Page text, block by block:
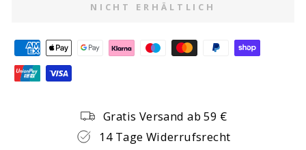
NICHT ERHÄLTLICH
Gratis Versand ab 59 €
14 Tage Widerrufsrecht